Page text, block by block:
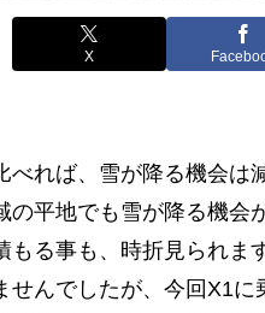
X
べれば、雪が降る機会は
の平地でも雪が降る機会
もる事も、時折見られま
せんでしたが、今回X1